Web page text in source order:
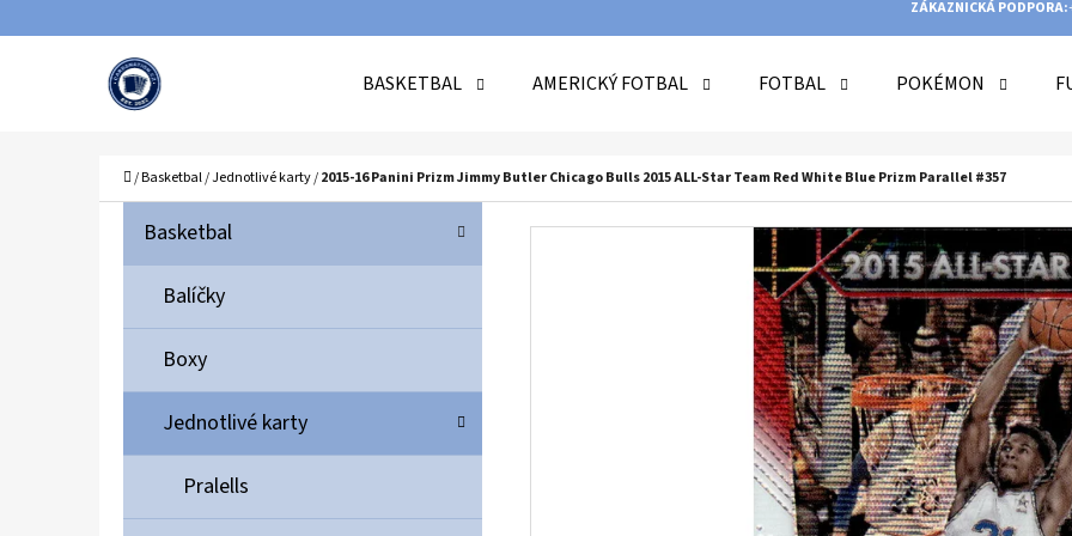
ZÁKAZNICKÁ PODPORA:
BASKETBAL AMERICKÝ FOTBAL FOTBAL POKÉMON
Domů
/Basketbal/Jednotlivé karty/2015-16 Panini Prizm Jimmy Butler Chicago Bulls 2015 ALL-Star Team Red White Blue Prizm Parallel #357
Přeskočit
kategorie
K
T
G
R
E
Basketbal
Balíčky
Boxy
Jednotlivé karty
Pralells
Zpět
Zpět
HLEDAT
DOPORUČUJEME